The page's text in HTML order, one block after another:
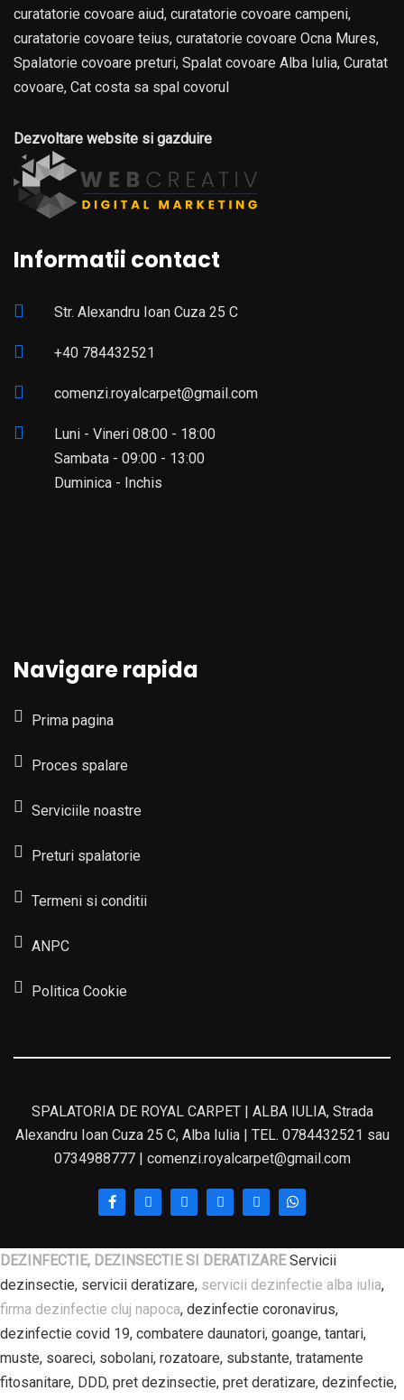
curatatorie covoare aiud, curatatorie covoare campeni,
curatatorie covoare teius, curatatorie covoare Ocna Mures,
Spalatorie covoare preturi, Spalat covoare Alba Iulia, Curatat
covoare, Cat costa sa spal covorul
Dezvoltare website si gazduire
Informatii contact
Str. Alexandru Ioan Cuza 25 C
+40 784432521
comenzi.royalcarpet@gmail.com
Luni - Vineri 08:00 - 18:00
Sambata - 09:00 - 13:00
Duminica - Inchis
Navigare rapida
Prima pagina
Proces spalare
Serviciile noastre
Preturi spalatorie
Termeni si conditii
ANPC
Politica Cookie
SPALATORIA DE ROYAL CARPET | ALBA IULIA, Strada
Alexandru Ioan Cuza 25 C, Alba Iulia | TEL. 0784432521 sau
0734988777 | comenzi.royalcarpet@gmail.com
DEZINFECTIE, DEZINSECTIE SI DERATIZAREServicii
dezinsectie, servicii deratizare, servicii dezinfectie alba iulia,
firma dezinfectie cluj napoca, dezinfectie coronavirus,
dezinfectie covid 19, combatere daunatori, goange, tantari,
muste, soareci, sobolani, rozatoare, substante, tratamente
fitosanitare, DDD, pret dezinsectie, pret deratizare, dezinfectie,